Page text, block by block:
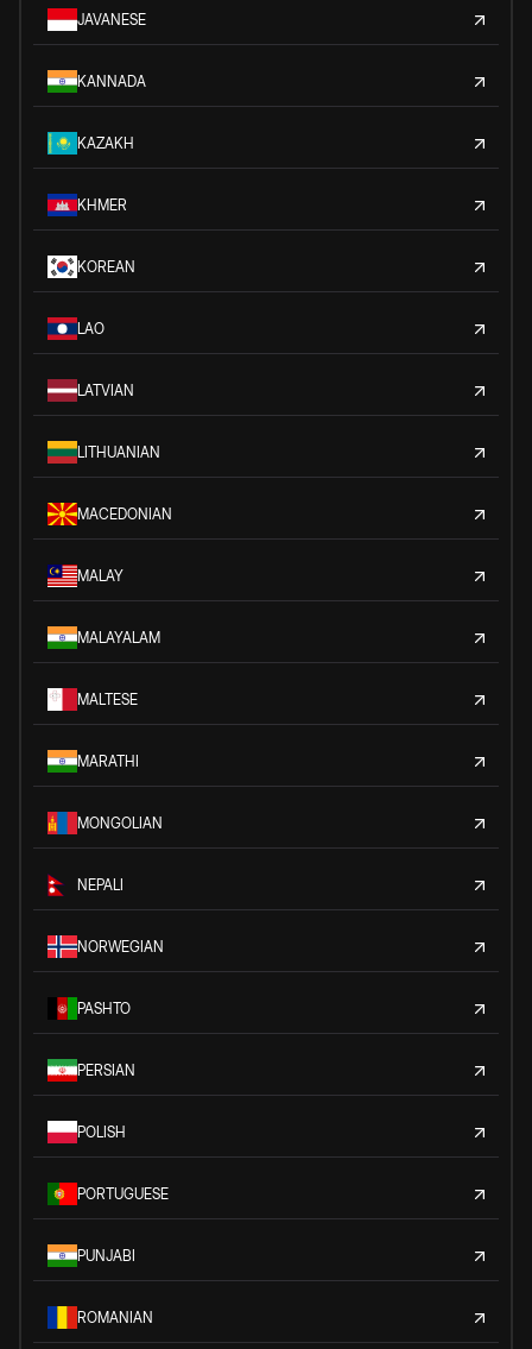
JAVANESE
KANNADA
KAZAKH
KHMER
KOREAN
LAO
LATVIAN
LITHUANIAN
MACEDONIAN
MALAY
MALAYALAM
MALTESE
MARATHI
MONGOLIAN
NEPALI
NORWEGIAN
PASHTO
PERSIAN
POLISH
PORTUGUESE
PUNJABI
ROMANIAN